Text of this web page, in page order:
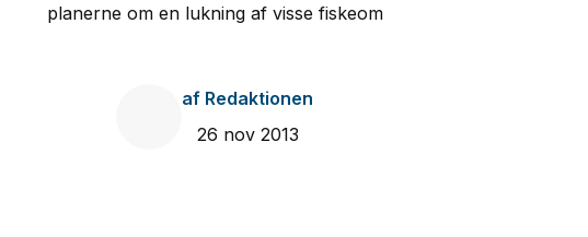
planerne om en lukning af visse fiskeom
af Redaktionen
26 nov 2013